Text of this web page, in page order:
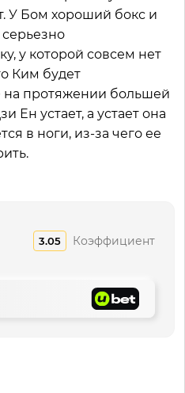
У Бом хороший бокс и
у которой совсем нет
Ким будет
на протяжении большей
Ен устает, а устает она
в ноги, из-за чего ее
3.05 Коэффициент